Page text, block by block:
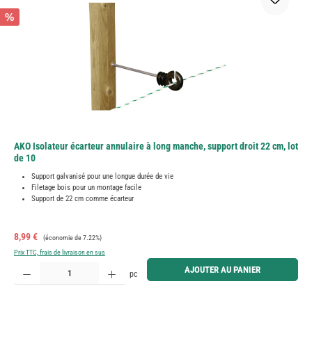
%
AKO Isolateur écarteur annulaire à long manche, support droit 22 cm, lot
de 10
Support galvanisé pour une longue durée de vie
Filetage bois pour un montage facile
Support de 22 cm comme écarteur
Prix de vente :
8,99 € Prix régulier :
(économie de 7.22%)
Prix TTC, frais de livraison en sus
Quantité de produit : Entrez la quantité souhaitée ou utilisez les boutons pour augmenter ou
pc AJOUTER AU PANIER